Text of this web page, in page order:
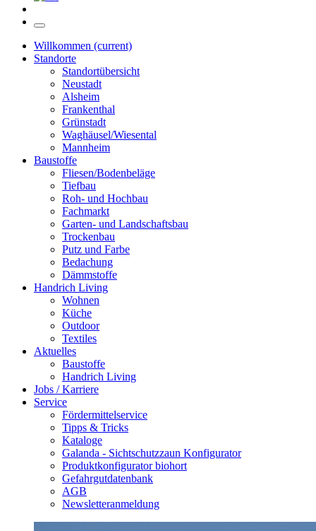
Willkommen (current)
Standorte
Standortübersicht
Neustadt
Alsheim
Frankenthal
Grünstadt
Waghäusel/Wiesental
Mannheim
Baustoffe
Fliesen/Bodenbeläge
Tiefbau
Roh- und Hochbau
Fachmarkt
Garten- und Landschaftsbau
Trockenbau
Putz und Farbe
Bedachung
Dämmstoffe
Handrich Living
Wohnen
Küche
Outdoor
Textiles
Aktuelles
Baustoffe
Handrich Living
Jobs / Karriere
Service
Fördermittelservice
Tipps & Tricks
Kataloge
Galanda - Sichtschutzzaun Konfigurator
Produktkonfigurator biohort
Gefahrgutdatenbank
AGB
Newsletteranmeldung